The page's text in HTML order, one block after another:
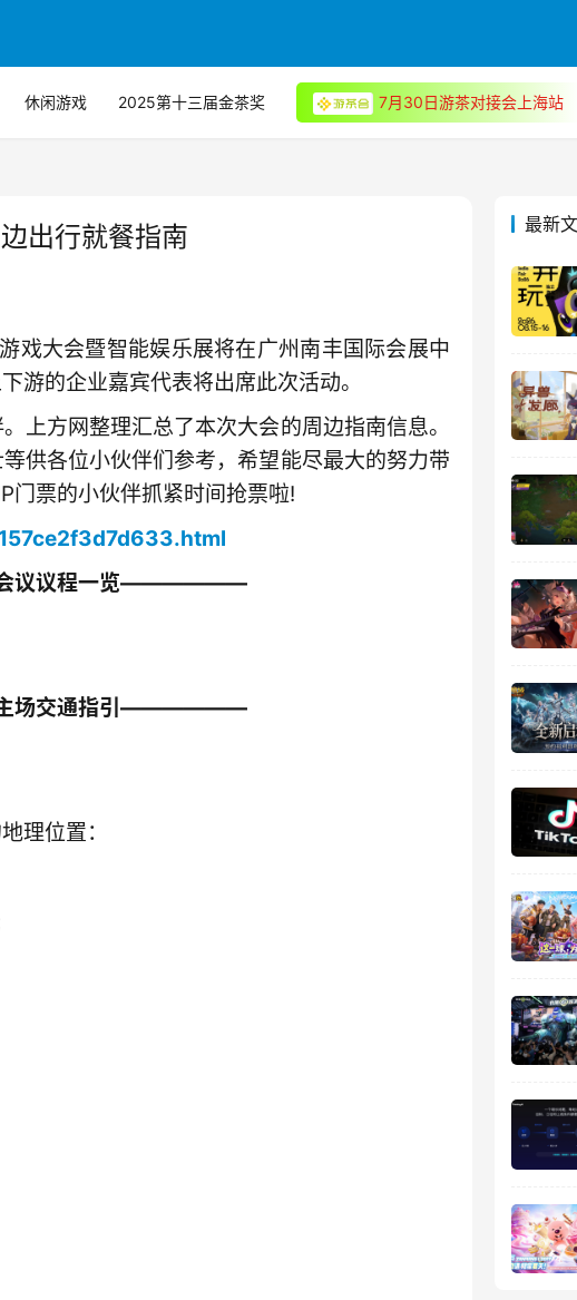
休闲游戏 2025第十三届金茶奖 7月30日游茶对接会上海站
出行就餐指南
大会暨智能娱乐展将在广州南丰国际会展中
游的企业嘉宾代表将出席此次活动。
方网整理汇总了本次大会的周边指南信息。
供各位小伙伴们参考，希望能尽最大的努力带
门票的小伙伴抓紧时间抢票啦!
议程一览——————
交通指引——————
理位置：
最新